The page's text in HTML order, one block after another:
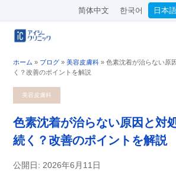
简体中文 한국어 日本語
ホーム » ブログ » 美容皮膚科 » 色素沈着が治らない原
く？改善のポイントを解説
美容皮膚科
色素沈着が治らない原因と対
続く？改善のポイントを解説
公開日: 2026年6月11日